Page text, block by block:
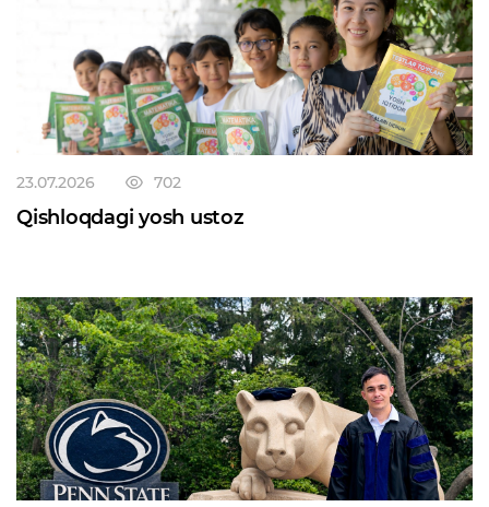
23.07.2026 702
Qishloqdagi yosh ustoz